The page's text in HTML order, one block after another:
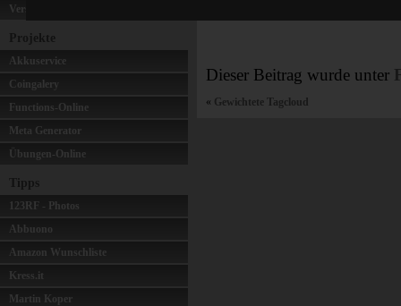
Verschiedenes
Projekte
Akkuservice
Coingalery
Functions-Online
Meta Generator
Übungen-Online
Tipps
123RF - Photos
Abbuono
Amazon Wunschliste
Kress.it
Martin Koper
Dieser Beitrag wurde unter
« Gewichtete Tagcloud